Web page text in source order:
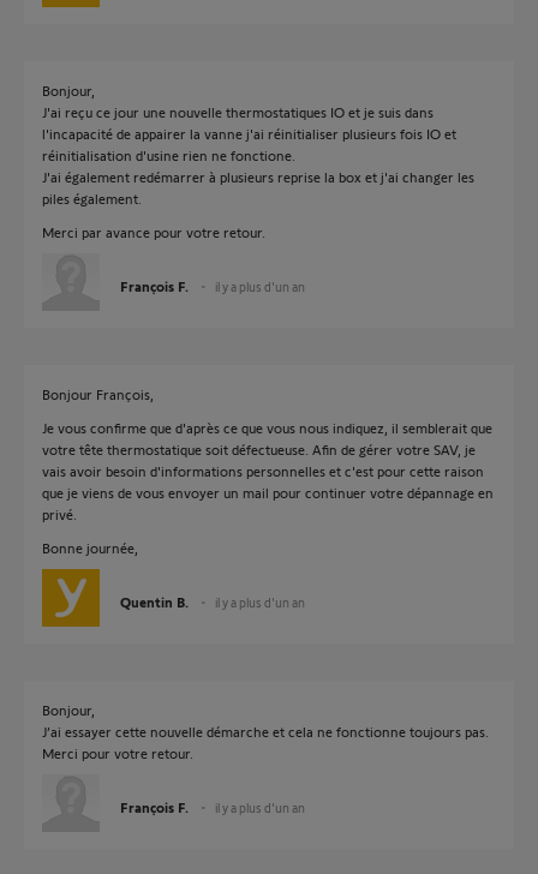
Bonjour,
J'ai reçu ce jour une nouvelle thermostatiques IO et je suis dans
l'incapacité de appairer la vanne j'ai réinitialiser plusieurs fois IO et
réinitialisation d'usine rien ne fonctione.
J'ai également redémarrer à plusieurs reprise la box et j'ai changer les
piles également.
Merci par avance pour votre retour.
François F. il y a plus d'un an
Bonjour François,
Je vous confirme que d'après ce que vous nous indiquez, il semblerait que
votre tête thermostatique soit défectueuse. Afin de gérer votre SAV, je
vais avoir besoin d'informations personnelles et c'est pour cette raison
que je viens de vous envoyer un mail pour continuer votre dépannage en
privé.
Bonne journée,
Quentin B. il y a plus d'un an
Bonjour,
J’ai essayer cette nouvelle démarche et cela ne fonctionne toujours pas.
Merci pour votre retour.
François F. il y a plus d'un an